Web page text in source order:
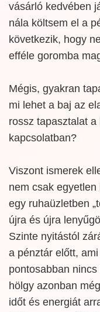
vásárló kedvében
nála költsem el a
következik, hogy
efféle goromba
Mégis, gyakran
mi lehet a baj az
rossz tapasztalat a
kapcsolatban?
Viszont ismerek
nem csak
egy ruhaüzletben
újra és újra
Szinte nyitástól
a pénztár előtt,
pontosabban
hölgy azonban
időt és energiát